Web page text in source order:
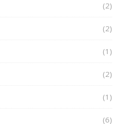
(2)
(2)
(1)
(2)
(1)
(6)